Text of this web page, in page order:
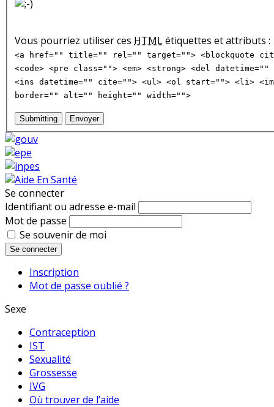
Vous pourriez utiliser ces HTMLétiquettes et attributs :
<a href="" title="" rel="" target=""> <blockquote
<code> <pre class=""> <em> <strong> <del
<ins datetime="" cite=""> <ul> <ol start=""> <li>
border="" alt="" height="" width="">
Submitting Envoyer
Se connecter
Identifiant ou adresse e-mail
Mot de passe
Se souvenir de moi
Se connecter
Inscription
Mot de passe oublié ?
Sexe
Contraception
IST
Sexualité
Grossesse
IVG
Où trouver de l’aide